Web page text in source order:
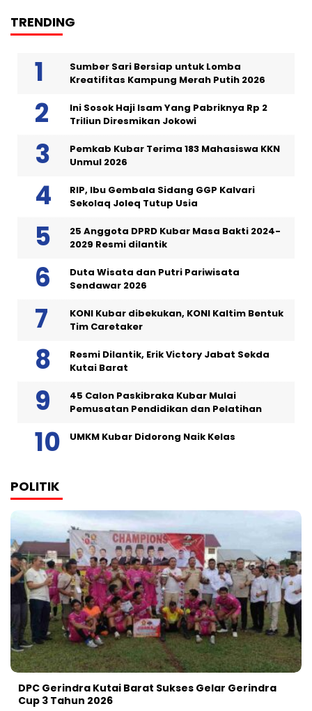
TRENDING
Sumber Sari Bersiap untuk Lomba
Kreatifitas Kampung Merah Putih 2026
Ini Sosok Haji Isam Yang Pabriknya Rp 2
Triliun Diresmikan Jokowi
Pemkab Kubar Terima 183 Mahasiswa KKN
Unmul 2026
RIP, Ibu Gembala Sidang GGP Kalvari
Sekolaq Joleq Tutup Usia
25 Anggota DPRD Kubar Masa Bakti 2024-
2029 Resmi dilantik
Duta Wisata dan Putri Pariwisata
Sendawar 2026
KONI Kubar dibekukan, KONI Kaltim Bentuk
Tim Caretaker
Resmi Dilantik, Erik Victory Jabat Sekda
Kutai Barat
45 Calon Paskibraka Kubar Mulai
Pemusatan Pendidikan dan Pelatihan
UMKM Kubar Didorong Naik Kelas
POLITIK
DPC Gerindra Kutai Barat Sukses Gelar Gerindra
Cup 3 Tahun 2026